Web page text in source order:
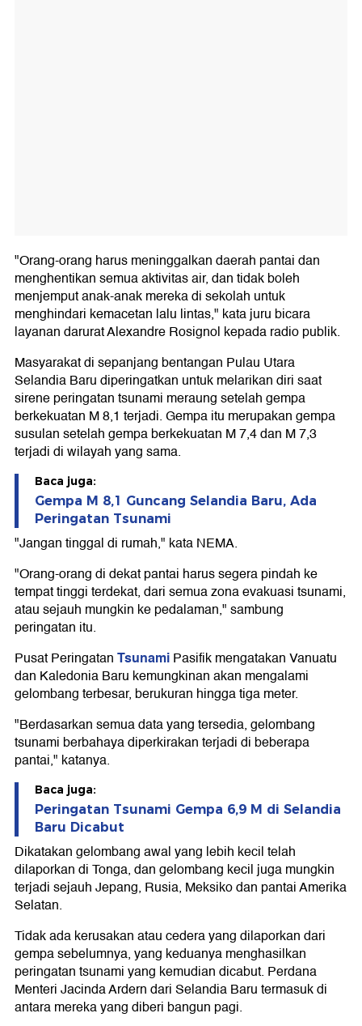
"Orang-orang harus meninggalkan daerah pantai dan
menghentikan semua aktivitas air, dan tidak boleh
menjemput anak-anak mereka di sekolah untuk
menghindari kemacetan lalu lintas," kata juru bicara
layanan darurat Alexandre Rosignol kepada radio publik.
Masyarakat di sepanjang bentangan Pulau Utara
Selandia Baru diperingatkan untuk melarikan diri saat
sirene peringatan tsunami meraung setelah gempa
berkekuatan M 8,1 terjadi. Gempa itu merupakan gempa
susulan setelah gempa berkekuatan M 7,4 dan M 7,3
terjadi di wilayah yang sama.
Baca juga:
Gempa M 8,1 Guncang Selandia Baru, Ada
Peringatan Tsunami
"Jangan tinggal di rumah," kata NEMA.
"Orang-orang di dekat pantai harus segera pindah ke
tempat tinggi terdekat, dari semua zona evakuasi tsunami,
atau sejauh mungkin ke pedalaman," sambung
peringatan itu.
Pusat PeringatanTsunamiPasifik mengatakan Vanuatu
dan Kaledonia Baru kemungkinan akan mengalami
gelombang terbesar, berukuran hingga tiga meter.
"Berdasarkan semua data yang tersedia, gelombang
tsunami berbahaya diperkirakan terjadi di beberapa
pantai," katanya.
Baca juga:
Peringatan Tsunami Gempa 6,9 M di Selandia
Baru Dicabut
Dikatakan gelombang awal yang lebih kecil telah
dilaporkan di Tonga, dan gelombang kecil juga mungkin
terjadi sejauh Jepang, Rusia, Meksiko dan pantai Amerika
Selatan.
Tidak ada kerusakan atau cedera yang dilaporkan dari
gempa sebelumnya, yang keduanya menghasilkan
peringatan tsunami yang kemudian dicabut. Perdana
Menteri Jacinda Ardern dari Selandia Baru termasuk di
antara mereka yang diberi bangun pagi.